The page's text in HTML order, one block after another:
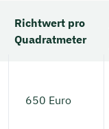
Richtwert pro
Quadratmeter
650 Euro